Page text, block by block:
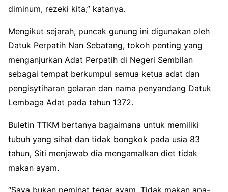
diminum, rezeki kita,” katanya.
Mengikut sejarah, puncak gunung ini digunakan oleh
Datuk Perpatih Nan Sebatang, tokoh penting yang
menganjurkan Adat Perpatih di Negeri Sembilan
sebagai tempat berkumpul semua ketua adat dan
pengisytiharan gelaran dan nama penyandang Datuk
Lembaga Adat pada tahun 1372.
Buletin TTKM bertanya bagaimana untuk memiliki
tubuh yang sihat dan tidak bongkok pada usia 83
tahun, Siti menjawab dia mengamalkan diet tidak
makan ayam.
“Saya bukan peminat tegar ayam. Tidak makan apa-